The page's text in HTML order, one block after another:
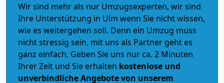
Wir sind mehr als nur Umzugsexperten, wir sind
Ihre Unterstützung in Ulm wenn Sie nicht wissen,
wie es weitergehen soll. Denn ein Umzug muss
nicht stressig sein, mit uns als Partner geht es
ganz einfach. Geben Sie uns nur ca. 2 Minuten
Ihrer Zeit und Sie erhalten kostenlose und
unverbindlicheAngebote von unserem